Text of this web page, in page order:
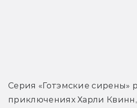
Cерия «Готэмские сирены»
приключениях Харли